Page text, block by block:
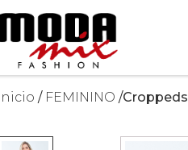
FEMININO Croppeds